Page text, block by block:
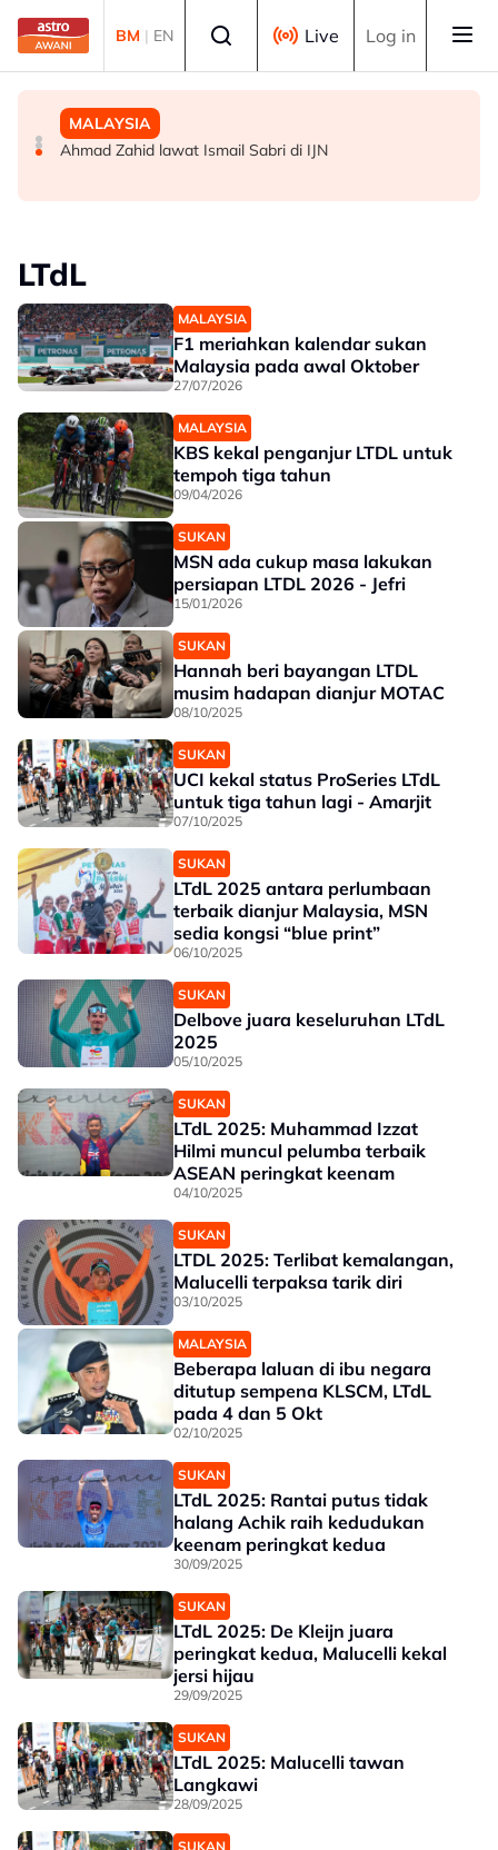
Skip to main content
BM | EN Live Log in
BISNES
Ringgit kekal ditutup kukuh berbanding dolar AS
MALAYSIA
Mahkamah tolak rayuan Siti Kasim berhubung perintah
MALAYSIA
Ahmad Zahid lawat Ismail Sabri di IJN
LTdL
MALAYSIA
F1 meriahkan kalendar sukan
Malaysia pada awal Oktober
27/07/2026
MALAYSIA
KBS kekal penganjur LTDL untuk
tempoh tiga tahun
09/04/2026
SUKAN
MSN ada cukup masa lakukan
persiapan LTDL 2026 - Jefri
15/01/2026
SUKAN
Hannah beri bayangan LTDL
musim hadapan dianjur MOTAC
08/10/2025
SUKAN
UCI kekal status ProSeries LTdL
untuk tiga tahun lagi - Amarjit
07/10/2025
SUKAN
LTdL 2025 antara perlumbaan
terbaik dianjur Malaysia, MSN
sedia kongsi “blue print”
06/10/2025
SUKAN
Delbove juara keseluruhan LTdL
2025
05/10/2025
SUKAN
LTdL 2025: Muhammad Izzat
Hilmi muncul pelumba terbaik
ASEAN peringkat keenam
04/10/2025
SUKAN
LTDL 2025: Terlibat kemalangan,
Malucelli terpaksa tarik diri
03/10/2025
MALAYSIA
Beberapa laluan di ibu negara
ditutup sempena KLSCM, LTdL
pada 4 dan 5 Okt
02/10/2025
SUKAN
LTdL 2025: Rantai putus tidak
halang Achik raih kedudukan
keenam peringkat kedua
30/09/2025
SUKAN
LTdL 2025: De Kleijn juara
peringkat kedua, Malucelli kekal
jersi hijau
29/09/2025
SUKAN
LTdL 2025: Malucelli tawan
Langkawi
28/09/2025
SUKAN